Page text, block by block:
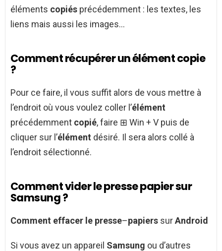
éléments copiés précédemment : les textes, les
liens mais aussi les images…
Comment récupérer un élément copie
?
Pour ce faire, il vous suffit alors de vous mettre à
l’endroit où vous voulez coller l’élément
précédemment copié, faire ⊞ Win + V puis de
cliquer sur l’élément désiré. Il sera alors collé à
l’endroit sélectionné.
Comment vider le presse papier sur
Samsung ?
Comment effacer le presse–papiers surAndroid
Si vous avez un appareil Samsung ou d’autres